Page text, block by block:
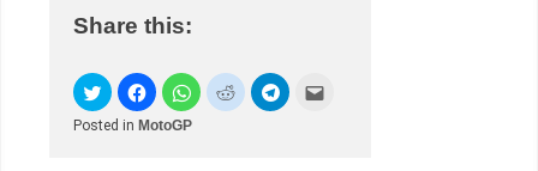
Share this:
Posted in MotoGP